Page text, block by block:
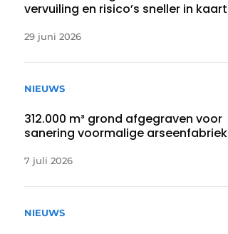
vervuiling en risico’s sneller in kaart
29 juni 2026
NIEUWS
312.000 m³ grond afgegraven voor
sanering voormalige arseenfabriek
7 juli 2026
NIEUWS